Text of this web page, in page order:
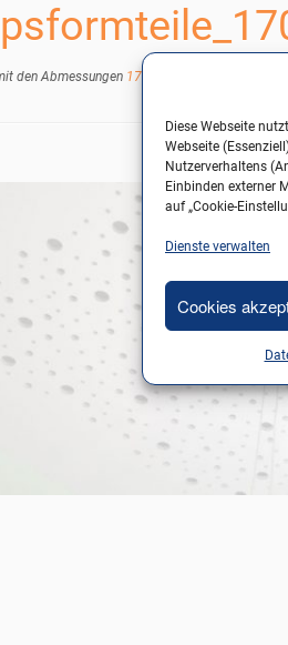
Diese Webseite
Webseite
Nutzerverhaltens
Einbinden externer
auf „Cookie-
Dienste verwalten
Cookies
den Abmessungen 1700 × 500 slider_hill-